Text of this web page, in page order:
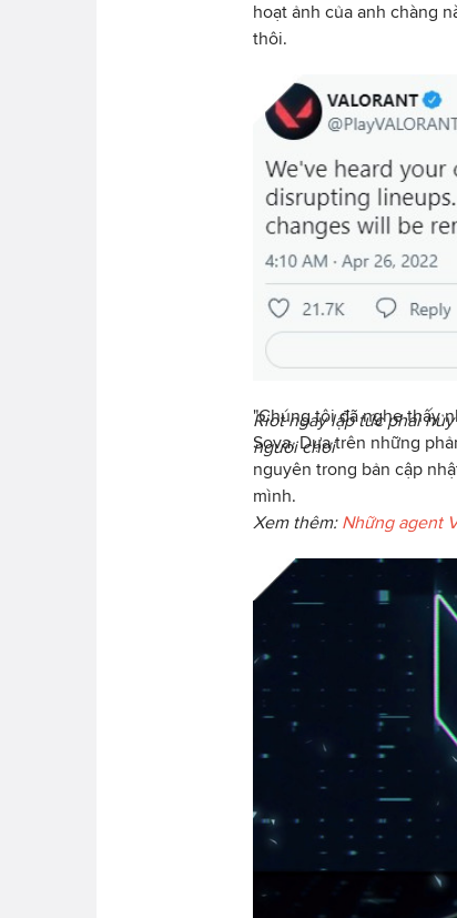
hoạt ảnh của anh chàng
thôi.
Riot ngay lập tức phải
người chơi
"Chúng tôi đã nghe thấy
Sova. Dựa trên những
nguyên trong bản cập
mình.
Xem thêm: Những agent